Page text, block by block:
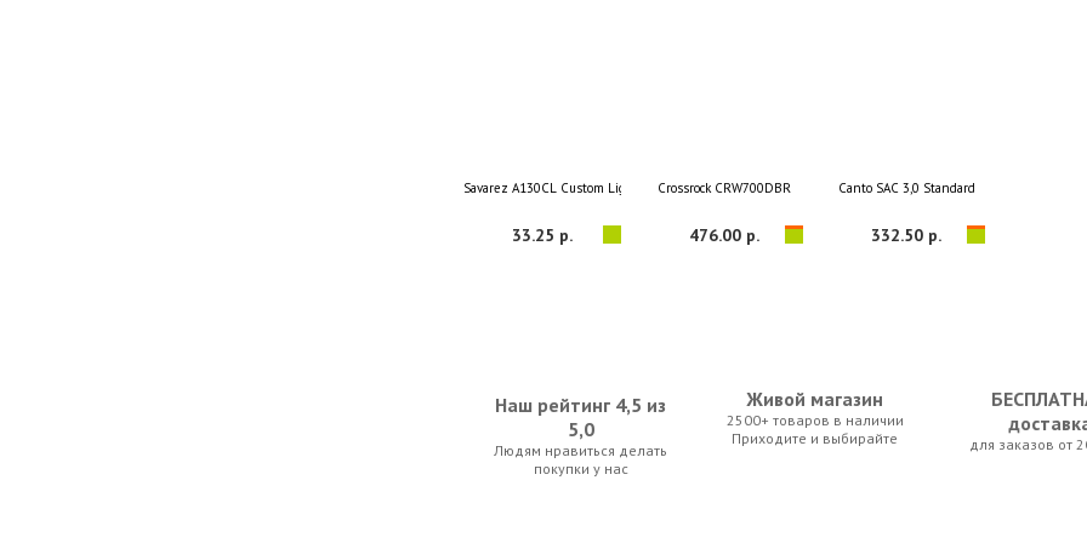
Savarez A130CL Custom Light Acoustic Bronze 011-052
33.25 р.
Crossrock CRW700DBR
476.00 р.
Canto SAC 3,0 Standard
332.50 р.
Ernie Ball 2146 Regular Slinky Phosphor Bronze
Наш рейтинг 4,5 из
5,0
Людям нравиться делать
покупки у нас
Живой магазин
2500+ товаров в наличии
Приходите и выбирайте
для заказов от